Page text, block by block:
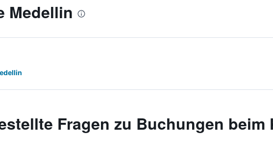
Medellin
Fragen zu Buchungen beim